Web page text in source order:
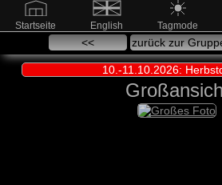
Startseite English Tagmode
<< zurück zur
10.-11.10.2026: